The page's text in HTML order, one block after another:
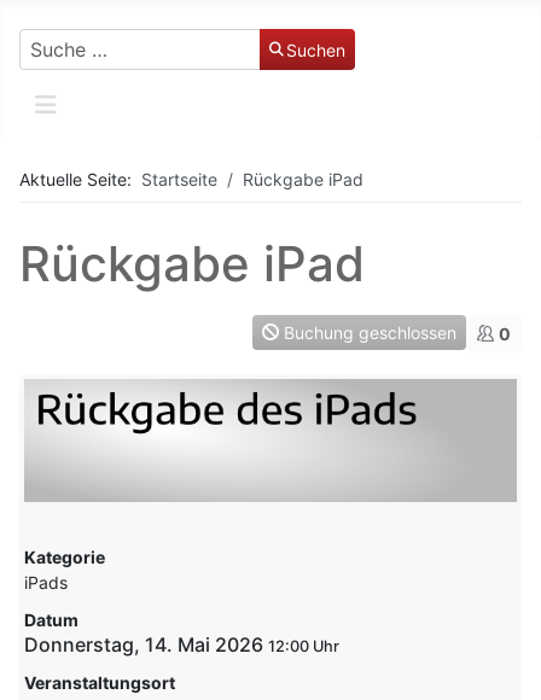
Suchen Suchen
Aktuelle Seite: Startseite Rückgabe iPad
Rückgabe iPad
Buchung geschlossen 0
Kategorie
iPads
Datum
Donnerstag, 14. Mai 2026 12:00
Veranstaltungsort